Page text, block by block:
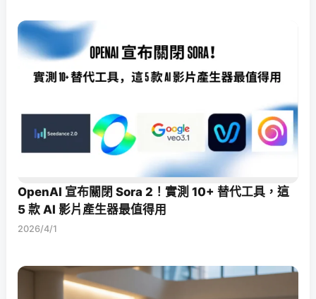
OpenAI 宣布關閉 Sora 2！實測 10+ 替代工具，這
5 款 AI 影片產生器最值得用
2026/4/1